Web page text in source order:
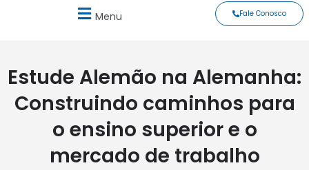
Menu Fale Conosco
Estude Alemão na Alemanha:
Construindo caminhos para
o ensino superior e o
mercado de trabalho